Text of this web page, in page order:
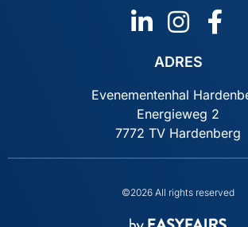
ADRES
Evenementenhal
Energieweg 2
7772 TV Hardenberg
©2026 All rights reserved